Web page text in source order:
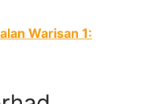
Warisan 1: